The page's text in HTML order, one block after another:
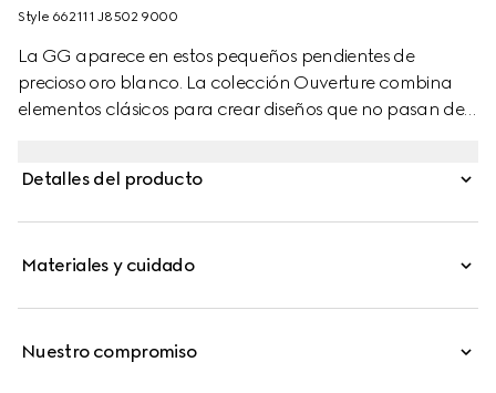
Style ‎662111 J8502 9000
La GG aparece en estos pequeños pendientes de
precioso oro blanco. La colección Ouverture combina
elementos clásicos para crear diseños que no pasan de
Detalles del producto
Materiales y cuidado
Nuestro compromiso